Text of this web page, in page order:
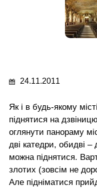
24.11.2011
Як і в будь-якому
піднятися на
оглянути панораму
дві катедри, обидві –
можна піднятися.
злотих (зовсім не
Але підніматися